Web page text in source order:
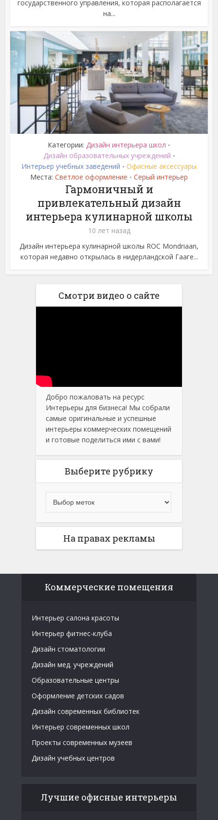
государственного управления, которая располагается
на...
Категории: Дизайн интерьера школ •
Дизайн образовательных учреждений •
Интерьер учебных заведений • Офисные аксессуары
Места: Светлое оформление • Серый интерьер
Гармоничный и
привлекательный дизайн
интерьера кулинарной школы
10 лет назад
Дизайн интерьера кулинарной школы ROC Mondriaan,
которая недавно открылась в нидерландской Гааге...
Смотри видео о сайте
Добро пожаловать на ресурс
Интерьеры для бизнеса! Мы собрали
самые оригинальные и успешные
интерьеры коммерческих помещений
и готовые поделиться ими с вами!
Выберите рубрику
На правах рекламы
Коммерческие помещения
Интерьер салона красоты
Интерьер фитнес-клуба
Дизайн стоматологии
Дизайн мед. учреждений
Образовательные центры
Оформление детских садов
Дизайн современных библиотек
Интерьер современных школ
Проекты современных музеев
Дизайн учебных центров
Лучшие офисные интерьеры